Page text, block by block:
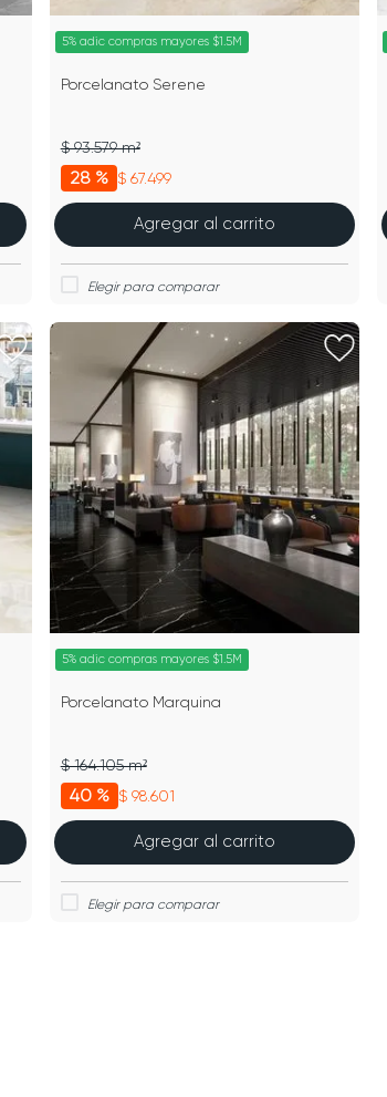
5% adic compras mayores $1.5M
Porcelanato Serene
28 % $ 67.499
$ 93.579 m²
Agregar al carrito
5% adic compras mayores $1.5M
Porcelanato Marquina
40 % $ 98.601
$ 164.105 m²
Agregar al carrito